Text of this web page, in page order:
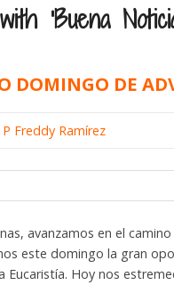
‘Buena
DOMINGO DE
P Freddy Ramírez
avanzamos en el
este domingo la gran
Eucaristía. Hoy nos